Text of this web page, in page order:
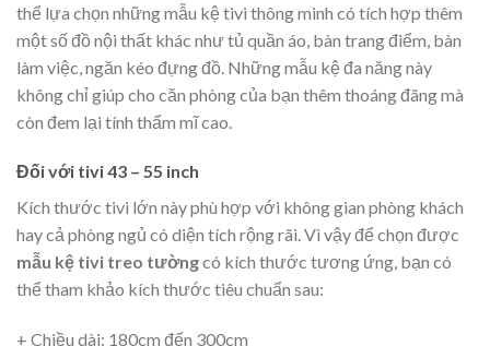
thể lựa chọn những mẫu kệ tivi thông minh có tích hợp thêm
một số đồ nội thất khác như tủ quần áo, bàn trang điểm, bàn
làm việc, ngăn kéo đựng đồ. Những mẫu kệ đa năng này
không chỉ giúp cho căn phòng của bạn thêm thoáng đãng mà
còn đem lại tính thẩm mĩ cao.
Đối với tivi 43 – 55 inch
Kích thước tivi lớn này phù hợp với không gian phòng khách
hay cả phòng ngủ có diện tích rộng rãi. Vì vậy để chọn được
mẫu kệ tivi treo tườngcó kích thước tương ứng, bạn có
thể tham khảo kích thước tiêu chuẩn sau:
+ Chiều dài: 180cm đến 300cm